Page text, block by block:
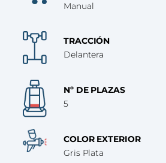
Manual
TRACCIÓN
Delantera
Nº DE PLAZAS
5
COLOR EXTERIOR
Gris Plata